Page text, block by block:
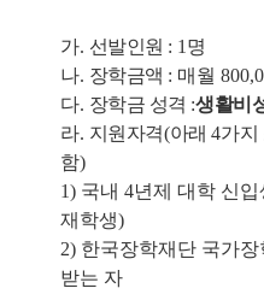
가. 선발인원 : 1 명
나. 장학금액 : 매월
다. 장학금 성격 :생활비
라. 지원자격(아래 4가지
함)
1) 국내 4년제 대학 신입
재학생)
2) 한국장학재단 국가
받는 자